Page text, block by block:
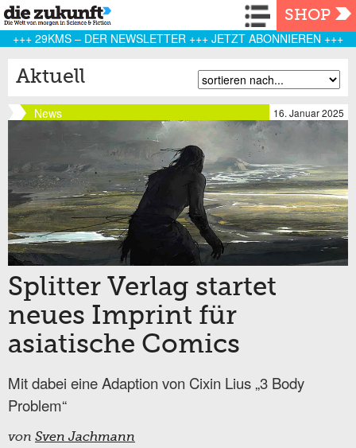
Navigation
SHOP
+++ 29KMS – DER NEWSLETTER +++ JETZT ABONNIEREN +++
Aktuell
News 16. Januar 2025
Splitter Verlag startet
neues Imprint für
asiatische Comics
Mit dabei eine Adaption von Cixin Lius „3 Body
Problem“
von Sven Jachmann